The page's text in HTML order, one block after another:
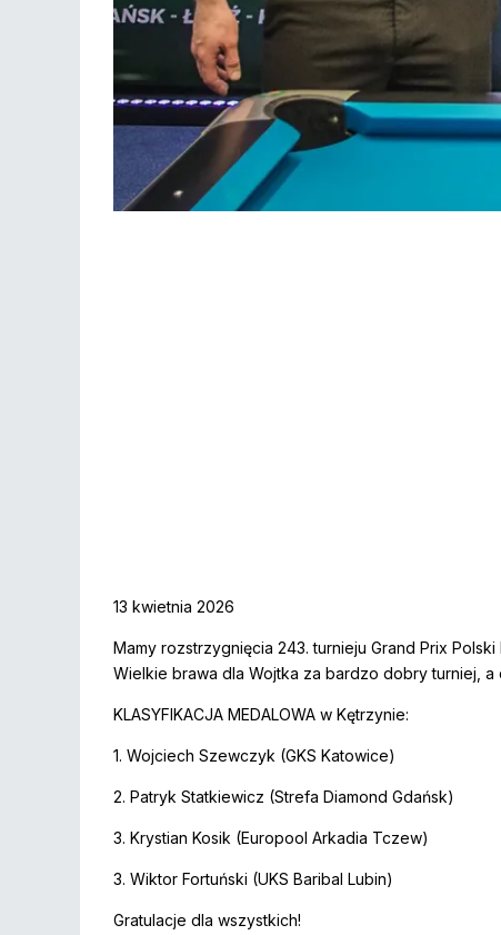
13 kwietnia 2026
Mamy rozstrzygnięcia 243. turnieju Grand Prix
Wielkie brawa dla Wojtka za bardzo dobry turniej, a
KLASYFIKACJA MEDALOWA w Kętrzynie:
1. Wojciech Szewczyk (GKS Katowice)
2. Patryk Statkiewicz (Strefa Diamond Gdańsk)
3. Krystian Kosik (Europool Arkadia Tczew)
3. Wiktor Fortuński (UKS Baribal Lubin)
Gratulacje dla wszystkich!